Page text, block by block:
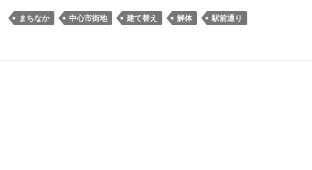
まちなか 中心市街地 建て替え 解体 駅前通り